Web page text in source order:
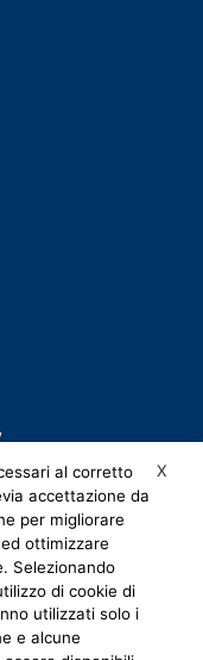
X
al corretto
accettazione da
per migliorare
ottimizzare
Selezionando
di cookie di
utilizzati solo i
e alcune